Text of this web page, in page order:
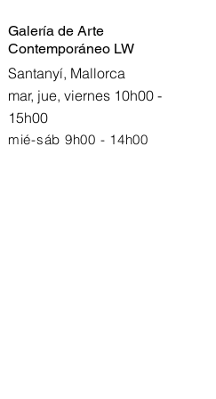
Galería de Arte
Contemporáneo LW
Santanyí, Mallorca
mar, jue, viernes 10h00 -
15h00
mié-sáb 9h00 - 14h00